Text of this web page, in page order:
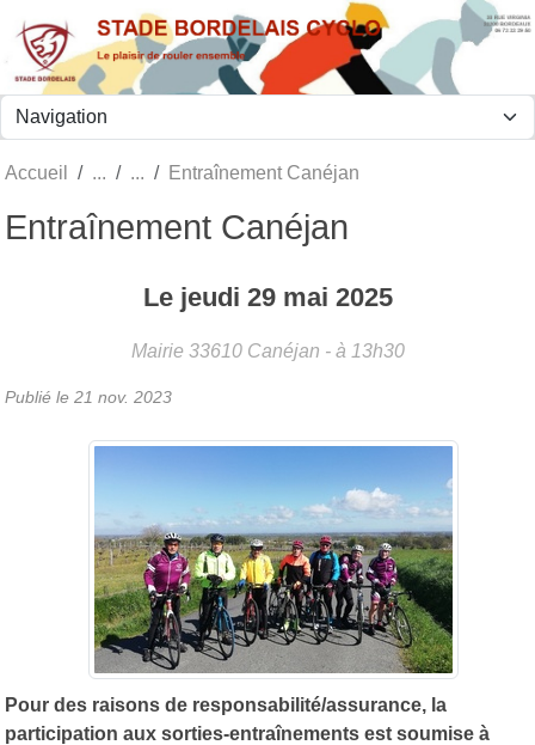
Accueil Entraînement Canéjan
Entraînement Canéjan
Le jeudi 29 mai 2025
Mairie 33610 Canéjan - à 13h30
Publié le 21 nov. 2023
Pour des raisons de responsabilité/assurance, la
participation aux sorties-entraînements est soumise à
Panneau de gestion des cookies